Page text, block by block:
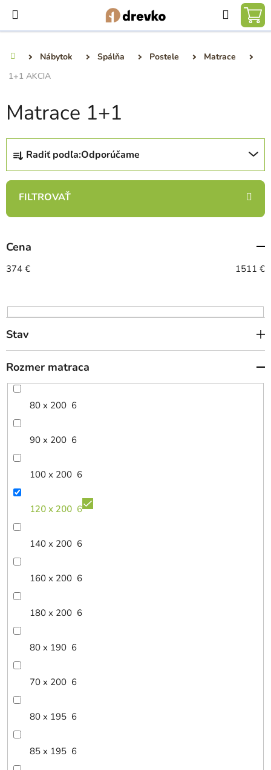
obsah
Hľadať
Nábytok Spálňa Postele
Matrace
1+1 AKCIA
Matrace 1+1
R
d
n
e
p
r
d
u
k
t
o
v
Radiť podľa:Odporúčame
Cena
374 € 1511 €
Stav
Rozmer matraca
80 x 200 6
90 x 200 6
100 x 200 6
120 x 200 6
140 x 200 6
160 x 200 6
180 x 200 6
80 x 190 6
70 x 200 6
80 x 195 6
85 x 195 6